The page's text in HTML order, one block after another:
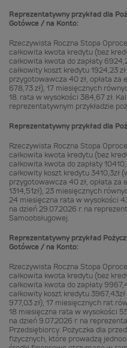
Reprezentatywny przykład dla
Gotówce / na Konto:
Rzeczywista Roczna Stopa
całkowita kwota kredytu (bez
całkowita kwota do zapłaty
całkowity koszt kredytu 1924,23
przygotowawcza 40 zł, opłata za
678,73 zł), 17 miesięcznych
18. rata w wysokości 384,67 zł.
reprezentatywnym przykładzie
Reprezentatywny przykład dla
Rzeczywista Roczna Stopa
całkowita kwota kredytu (bez
całkowita kwota do zapłaty
całkowity koszt kredytu 3410,3zł
przygotowawcza 40 zł, opłata za
1314,51zł), 23 miesięcznych
24 miesięczna rata w wysokości
na dzień 29.07.2026 r. na
Samoobsługowej.
Reprezentatywny przykład
Gotówce / na Konto:
Rzeczywista Roczna Stopa
całkowita kwota kredytu (bez
całkowita kwota do zapłaty
całkowity koszt kredytu
977,03 zł), 17 miesięcznych rat
18 miesięczna rata w wysokości
na dzień 9.07.2026 r. na
Przedsiębiorcy. Pożyczka dla
fizycznych, które prowadzą